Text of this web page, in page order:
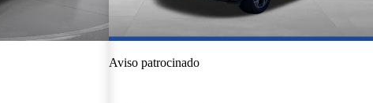
Aviso patrocinado